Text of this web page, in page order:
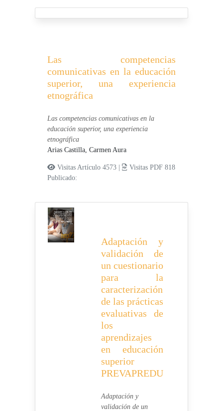
Las competencias
comunicativas en la educación
superior, una experiencia
etnográfica
Las competencias comunicativas en la
educación superior, una experiencia
etnográfica
Arias Castilla, Carmen Aura
Visitas Artículo 4573 |
Visitas PDF 818
Publicado:
Adaptación y
validación de
un cuestionario
para la
caracterización
de las prácticas
evaluativas de
los
aprendizajes
en educación
superior
PREVAPREDU
Adaptación y
validación de un